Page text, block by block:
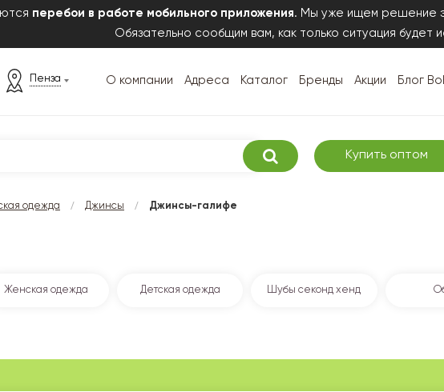
перебои в работе мобильного приложения. Мы уже ищем решение
Обязательно сообщим вам, как только ситуация будет
Пенза О компании Адреса Каталог Бренды Акции Блог
Купить оптом
одежда / Джинсы / Джинсы-галифе
Женская одежда Детская одежда Шубы секонд хенд